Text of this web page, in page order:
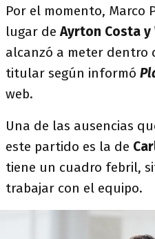
Por el momento, Marco
lugar deAyrton Costa y
alcanzó a meter dentro
titular según informó
web.
Una de las ausencias
este partido es la de
tiene un cuadro febril,
trabajar con el equipo.